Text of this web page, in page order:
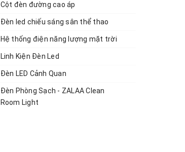
Cột đèn đường cao áp
Đèn led chiếu sáng sân thể thao
Hệ thống điện năng lượng mặt trời
Linh Kiện Đèn Led
Đèn LED Cảnh Quan
Đèn Phòng Sạch - ZALAA Clean
Room Light